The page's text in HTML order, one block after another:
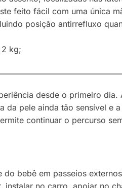
feito fácil com uma única
posição antirrefluxo
kg;
desde o primeiro
da pele ainda tão sensível
continuar o percurso
bebê em passeios